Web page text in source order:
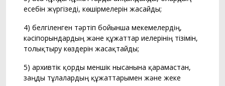
есебін жүргізеді, көшірмелерін жасайды;
4) белгіленген тәртіп бойынша мекемелердің,
кәсіпорындардың және құжаттар иелерінің тізімін,
толықтыру көздерін жасақтайды;
5) архивтік қорды меншік нысанына қарамастан,
заңды тұлғалардың құжаттарымен және жеке